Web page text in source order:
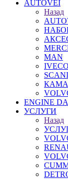
AUTOVEI
Назад
MAN
IVECO
ENGINE
УСЛУГИ
Назад